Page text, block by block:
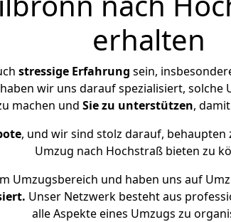
erhalten
stressige Erfahrung sein,
wir uns darauf spezialisiert,
machen und Sie zu unterstützen,
, und wir sind stolz darauf,
Umzug nach Hochstraß bieten zu
Umzugsbereich und haben uns auf
Unser Netzwerk besteht aus
alle Aspekte eines Umzugs zu